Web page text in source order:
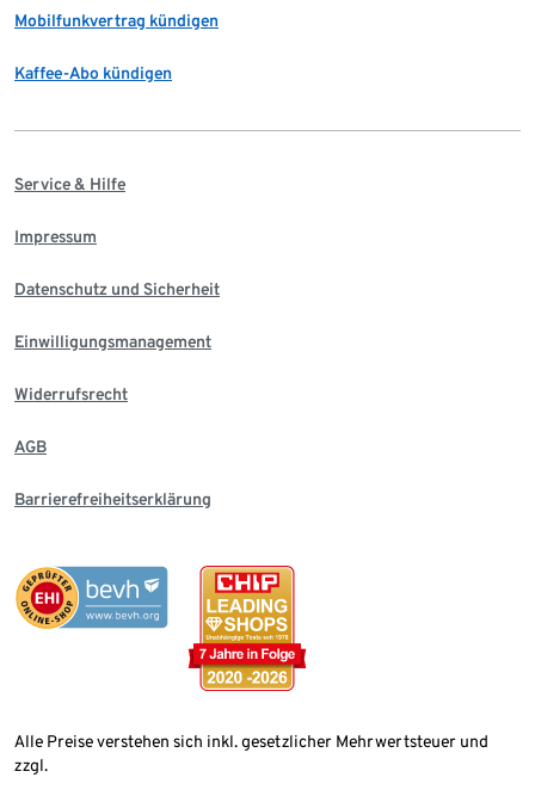
Mobilfunkvertrag kündigen
Kaffee-Abo kündigen
Service & Hilfe
Impressum
Datenschutz und Sicherheit
Einwilligungsmanagement
Widerrufsrecht
AGB
Barrierefreiheitserklärung
Alle Preise verstehen sich inkl. gesetzlicher Mehrwertsteuer und
zzgl.